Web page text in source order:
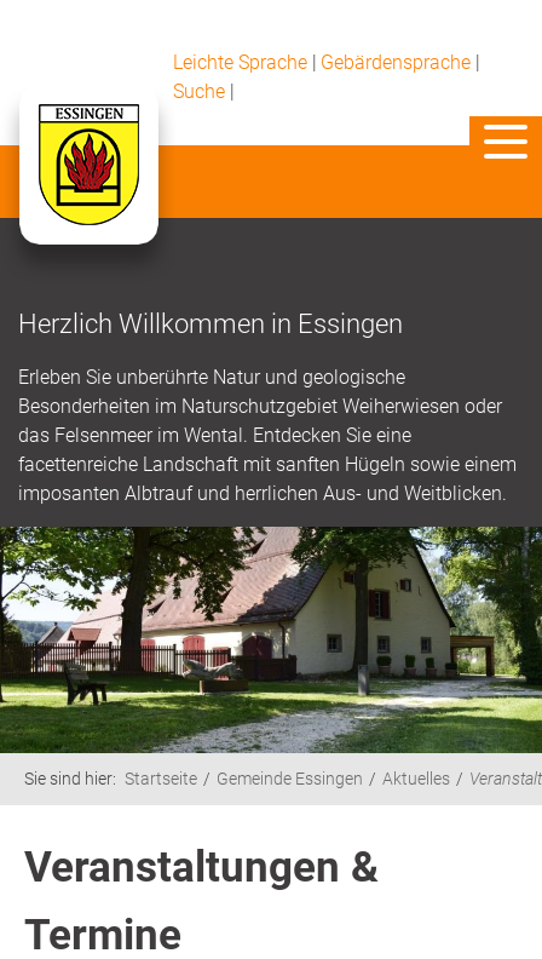
Leichte Sprache | Gebärdensprache |
Suche |
Herzlich Willkommen in Essingen
Erleben Sie unberührte Natur und geologische
Besonderheiten im Naturschutzgebiet Weiherwiesen oder
das Felsenmeer im Wental. Entdecken Sie eine
facettenreiche Landschaft mit sanften Hügeln sowie einem
imposanten Albtrauf und herrlichen Aus- und Weitblicken.
Sie sind hier: Startseite Gemeinde Essingen Aktuelles
Veranstaltungen &
Termine